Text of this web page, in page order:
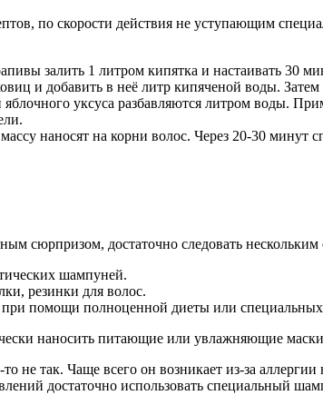
по скорости действия не уступающим
залить 1 литром кипятка и настаивать 30
и добавить в неё литр кипяченой воды.
уксуса разбавляются литром воды.
наносят на корни волос. Через 20-30 минут
сюрпризом, достаточно следовать нескольким
шампуней.
резинки для волос.
помощи полноценной диеты или специальных
наносить питающие или увлажняющие
не так. Чаще всего он возникает из-за
достаточно использовать специальный